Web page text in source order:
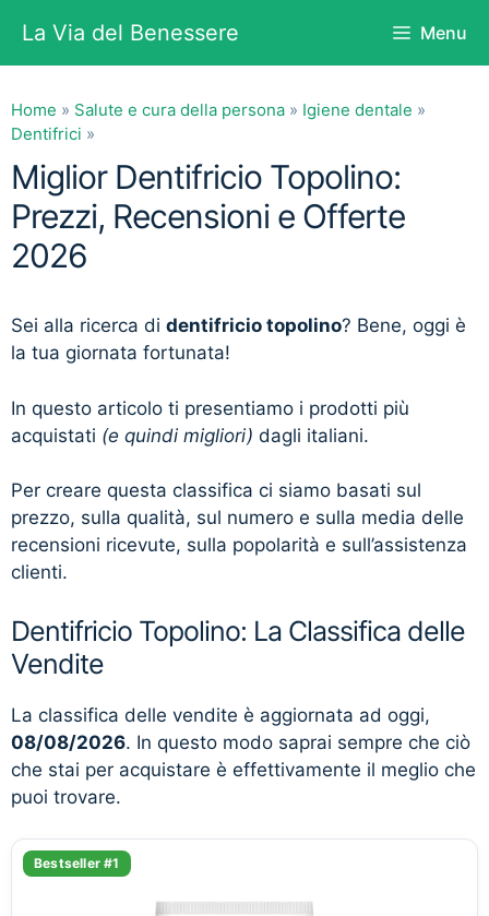
contenuto
La Via del Benessere Menu
Home » Salute e cura della persona » Igiene dentale »
Dentifrici »
Miglior Dentifricio Topolino:
Prezzi, Recensioni e Offerte
2026
Sei alla ricerca di dentifricio topolino? Bene, oggi è
la tua giornata fortunata!
In questo articolo ti presentiamo i prodotti più
acquistati (e quindi migliori) dagli italiani.
Per creare questa classifica ci siamo basati sul
prezzo, sulla qualità, sul numero e sulla media delle
recensioni ricevute, sulla popolarità e sull’assistenza
clienti.
Dentifricio Topolino: La Classifica delle
Vendite
La classifica delle vendite è aggiornata ad oggi,
08/08/2026. In questo modo saprai sempre che ciò
che stai per acquistare è effettivamente il meglio che
puoi trovare.
Bestseller #1